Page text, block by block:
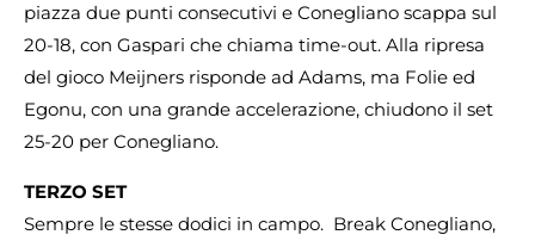
piazza due punti consecutivi e Conegliano scappa sul
20-18, con Gaspari che chiama time-out. Alla ripresa
del gioco Meijners risponde ad Adams, ma Folie ed
Egonu, con una grande accelerazione, chiudono il set
25-20 per Conegliano.
TERZO SET
Sempre le stesse dodici in campo. Break Conegliano,